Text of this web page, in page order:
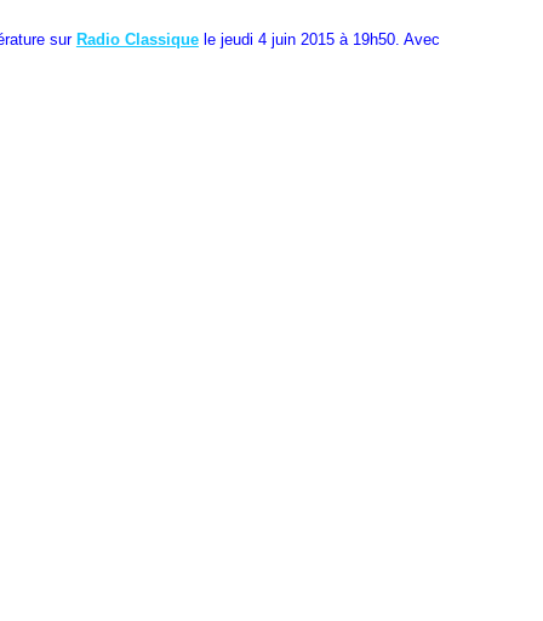
sur Radio Classiquele jeudi 4 juin 2015 à 19h50. Avec